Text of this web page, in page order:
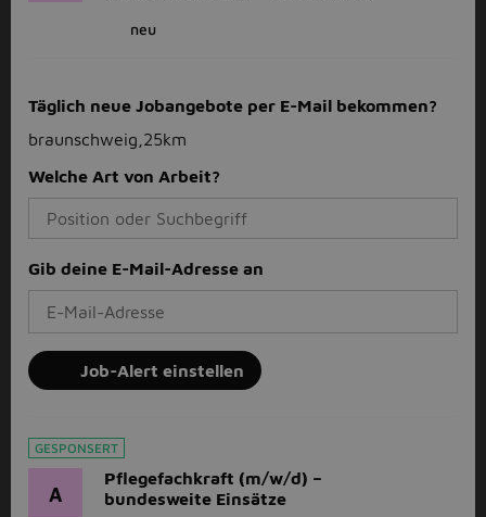
neu
Täglich neue Jobangebote per E-Mail bekommen?
braunschweig,25km
Welche Art von Arbeit?
Gib deine E-Mail-Adresse an
Job-Alert einstellen
GESPONSERT
A
Pflegefachkraft (m/w/d) –
bundesweite Einsätze